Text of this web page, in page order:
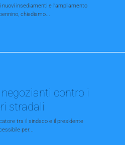
insediamenti e l’ampliamento
chiediamo...
contro i
stradali
tra il sindaco e il presidente
per...